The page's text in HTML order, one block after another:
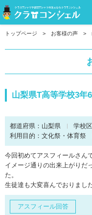
トップページ お客様の声
山梨県T高等学校3年6
都道府県： 山梨県 学校
利用目的： 文化祭・体育祭
今回初めてアスフィールさん
イメージ通りの出来上がりだ
た。
生徒達も大変喜んでおりまし
アスフィール回答